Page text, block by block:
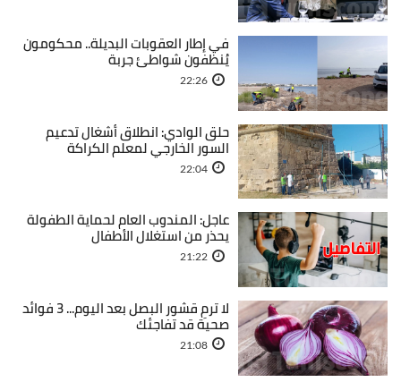
في إطار العقوبات البديلة.. محكومون
يُنظفون شواطئ جربة
22:26
حلق الوادي: انطلاق أشغال تدعيم
السور الخارجي لمعلم الكراكة
22:04
عاجل: المندوب العام لحماية الطفولة
يحذر من استغلال الأطفال
21:22
لا ترمِ قشور البصل بعد اليوم... 3 فوائد
صحية قد تفاجئك
21:08